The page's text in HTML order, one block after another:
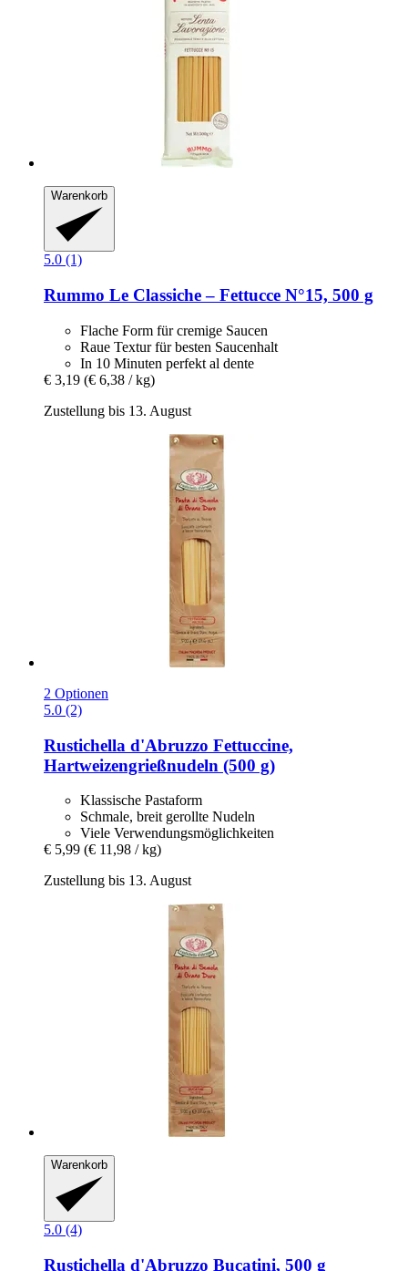
Warenkorb
5.0 (1)
Rummo Le Classiche – Fettucce N°15, 500 g
Flache Form für cremige Saucen
Raue Textur für besten Saucenhalt
In 10 Minuten perfekt al dente
€ 3,19 (€ 6,38 / kg)
Zustellung bis 13. August
2 Optionen
5.0 (2)
Rustichella d'Abruzzo Fettuccine,
Hartweizengrießnudeln (500 g)
Klassische Pastaform
Schmale, breit gerollte Nudeln
Viele Verwendungsmöglichkeiten
€ 5,99 (€ 11,98 / kg)
Zustellung bis 13. August
Warenkorb
5.0 (4)
Rustichella d'Abruzzo Bucatini, 500 g